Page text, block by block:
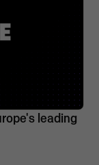
leading